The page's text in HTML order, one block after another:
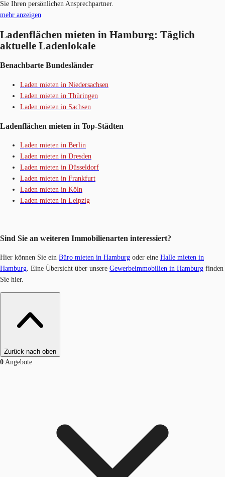
Sie Ihren persönlichen Ansprechpartner.
mehr anzeigen
Ladenflächen mieten in Hamburg: Täglich
aktuelle Ladenlokale
Benachbarte Bundesländer
Laden mieten in Niedersachsen
Laden mieten in Thüringen
Laden mieten in Sachsen
Ladenflächen mieten in Top-Städten
Laden mieten in Berlin
Laden mieten in Dresden
Laden mieten in Düsseldorf
Laden mieten in Frankfurt
Laden mieten in Köln
Laden mieten in Leipzig
Sind Sie an weiteren Immobilienarten interessiert?
Hier können Sie ein Büro mieten in Hamburg oder eine Halle mieten in
Hamburg. Eine Übersicht über unsere Gewerbeimmobilien in Hamburg finden
Sie hier.
Zurück nach oben
0 Angebote